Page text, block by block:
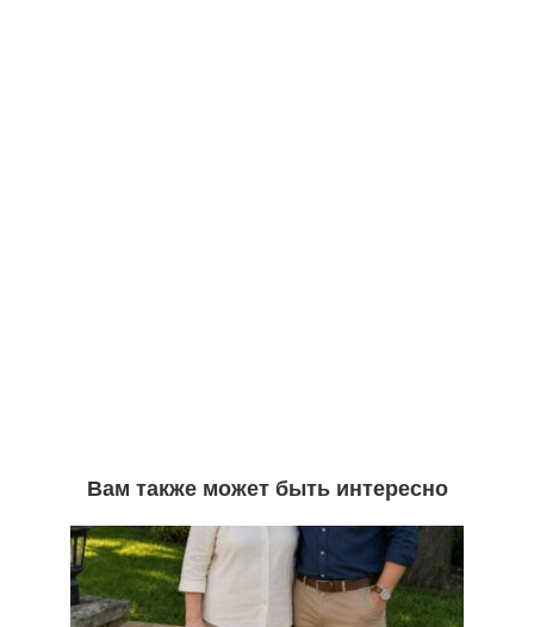
Вам также может быть интересно